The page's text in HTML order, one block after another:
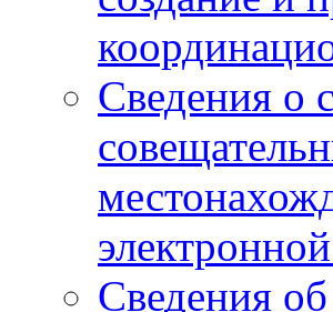
Сведения о
Сведения